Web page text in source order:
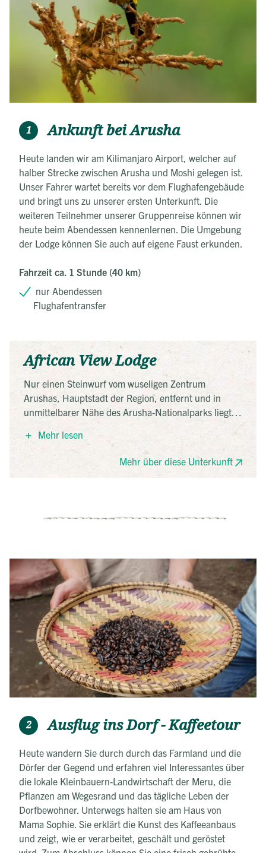
1 Ankunft bei Arusha
Heute landen wir am Kilimanjaro Airport, welcher auf
halber Strecke zwischen Arusha und Moshi gelegen ist.
Unser Fahrer wartet bereits vor dem Flughafengebäude
und bringt uns zu unserer ersten Unterkunft. Die
weiteren Teilnehmer unserer Gruppenreise können wir
heute beim Abendessen kennenlernen. Die Umgebung
der Lodge können Sie auch auf eigene Faust erkunden.
Fahrzeit ca. 1 Stunde (40 km)
nur Abendessen
Flughafentransfer
African View Lodge
Nur einen Steinwurf vom wuseligen Zentrum
Arushas, Hauptstadt der Region, entfernt und in
unmittelbarer Nähe des Arusha-Nationalparks liegt
die idyllische African View Lodge. Die zwanzig
gemütlich eingerichteten Bungalows sind um den
Pool der Lodge angeordnet und laden zum
Entspannen ein. Für das perfekte Panorama sorgt der
Mehr lesen
Mehr über diese Unterkunft
2 Ausflug ins Dorf - Kaffeetour
Heute wandern Sie durch durch das Farmland und die
Dörfer der Gegend und erfahren viel Interessantes über
die lokale Kleinbauern-Landwirtschaft der Meru, die
Pflanzen am Wegesrand und das tägliche Leben der
Dorfbewohner. Unterwegs halten sie am Haus von
Mama Sophie. Sie erklärt die Kunst des Kaffeeanbaus
und zeigt, wie er verarbeitet, geschält und geröstet